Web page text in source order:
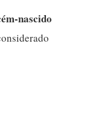
nascido